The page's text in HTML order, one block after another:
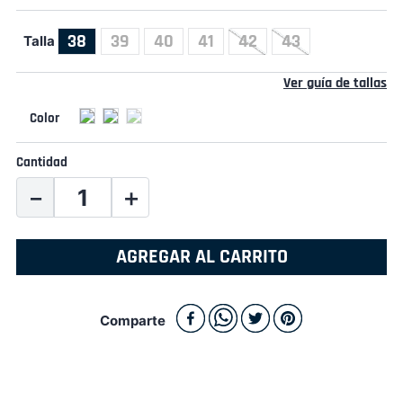
Talla 38 39 40 41 42 43
Ver guía de tallas
Cantidad
＋
－
AGREGAR AL CARRITO
Comparte